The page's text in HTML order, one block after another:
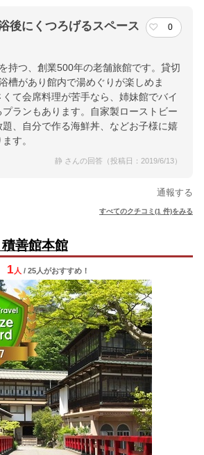
後にくつろげるスペース
0
持つ、創業500年の老舗旅館です。貸切
槽があり館内で湯めぐりが楽しめま
て会席料理が苦手なら、姉妹館でバイ
ランもあります。自家製ローストビー
、自分で作る海鮮丼、などお子様に嬉
す。
静 さんの回答（投稿日：2019/6/13）
通報する
すべてのクチコミ(1 件)をみる
善館本館
1 人 / 25人がおすすめ！